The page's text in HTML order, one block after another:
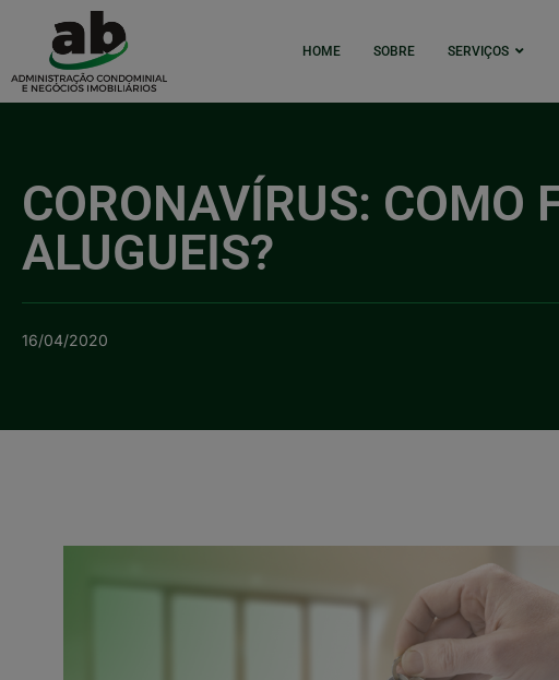
HOME SOBRE SERVIÇOS
CORONAVÍRUS: COMO
ALUGUEIS?
16/04/2020